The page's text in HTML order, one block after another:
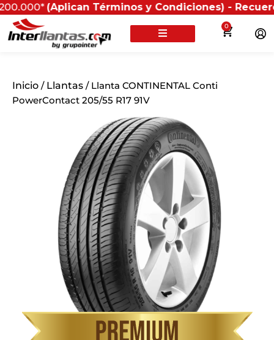
(Aplican Términos y Condiciones) - Recuerda
0
Inicio / Llantas / Llanta CONTINENTAL Conti
PowerContact 205/55 R17 91V